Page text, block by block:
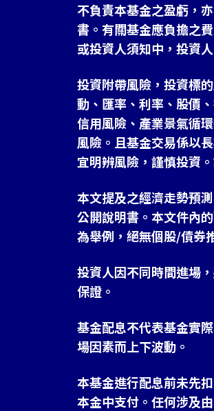
不負責本基金之盈虧，
書。有關基金應負擔之
或投資人須知中，投資
投資附帶風險，投資標
動、匯率、利率、股價
信用風險、產業景氣循
風險。且基金交易係以
宜明辨風險，謹慎投資
本文提及之經濟走勢預
公開說明書。本文件內
為舉例，絕無個股/債券
投資人因不同時間進場
保證。
基金配息不代表基金實
場因素而上下波動。
本基金進行配息前未先
本金中支付。任何涉及